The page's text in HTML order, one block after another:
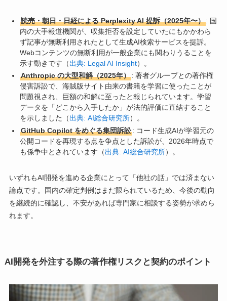
読売・朝日・日経による Perplexity AI 提訴（2025年〜）: 国
内の大手報道機関が、収集拒否を設定していたにもかかわら
ず記事が無断利用されたとして生成AI検索サービスを提訴。
Webコンテンツの無断利用が一般企業にも関わりうることを
示す動きです（出典: Legal AI Insight）。
Anthropic の大型和解（2025年）: 著者グループとの著作権
侵害訴訟で、海賊版サイト由来の書籍を学習に使ったことが
問題視され、巨額の和解に至ったと報じられています。学習
データを「どこから入手したか」が法的評価に直結すること
を示しました（出典: AI総合研究所）。
GitHub Copilot をめぐる集団訴訟: コード生成AIが学習元の
公開コードを再現する点を争点とした訴訟が、2026年時点で
も係争中とされています（出典: AI総合研究所）。
いずれもAI開発を進める企業にとって「他社の話」では済まない
論点です。国内の確定判例はまだ限られているため、今後の動向
を継続的に確認し、不安があれば専門家に相談する姿勢が求めら
れます。
AI開発を外注する際の著作権リスクと契約のポイント